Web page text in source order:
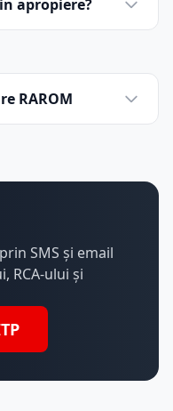
apropiere?
RAROM
SMS și email
RCA-ului și